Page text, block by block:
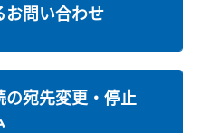
問い合わせ
宛先変更・停止